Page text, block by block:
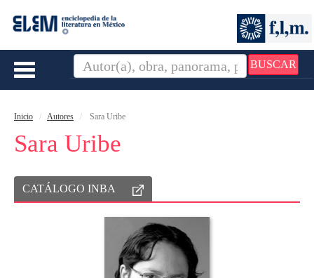
BUSCAR
Toggle
Inicio Autores Sara Uribe
Sara Uribe
CATÁLOGO INBA